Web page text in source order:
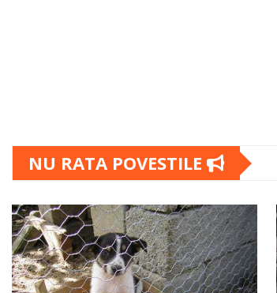
NU RATA POVESTILE